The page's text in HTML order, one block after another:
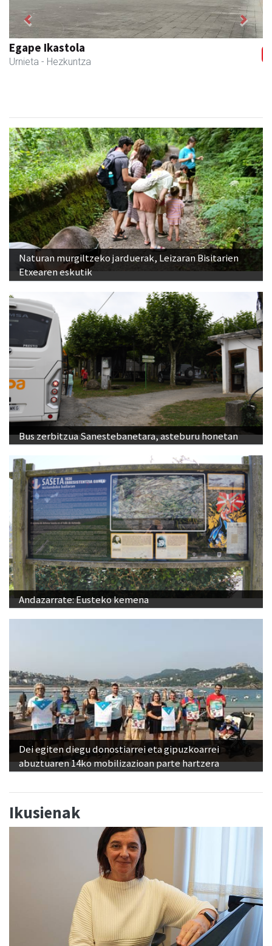
Egape Ikastola
Urnieta - Hezkuntza
Previous Next
Naturan murgiltzeko jarduerak, Leizaran Bisitarien
Etxearen eskutik
Bus zerbitzua Sanestebanetara, asteburu honetan
Andazarrate: Eusteko kemena
Dei egiten diegu donostiarrei eta gipuzkoarrei
abuztuaren 14ko mobilizazioan parte hartzera
Ikusienak